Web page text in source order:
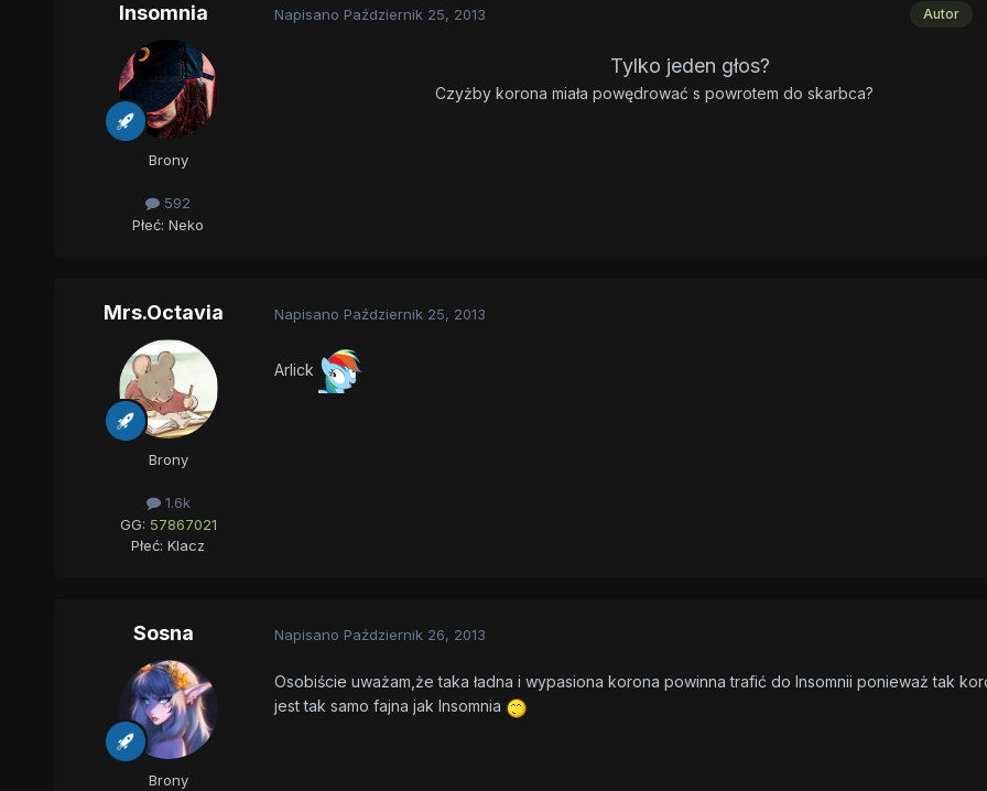
Insomnia
Brony
592
Płeć: Neko
Autor
Napisano Październik 25, 2013
Tylko jeden głos?
Czyżby korona miała powędrować s powrotem do skarbca?
Mrs.Octavia
Brony
1.6k
GG: 57867021
Płeć: Klacz
Napisano Październik 25, 2013
Arlick
Sosna
Brony
Napisano Październik 26, 2013
Osobiście uważam,że taka ładna i wypasiona korona powinna trafić do Insomnii ponieważ tak
jest tak samo fajna jak Insomnia